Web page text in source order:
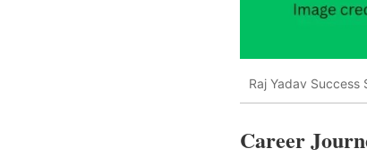
Raj Yadav Success
Career